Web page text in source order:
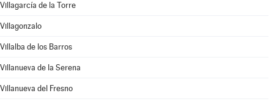
Villagarcía de la Torre
Villagonzalo
Villalba de los Barros
Villanueva de la Serena
Villanueva del Fresno